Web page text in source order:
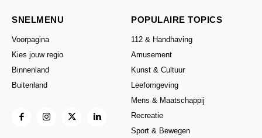
SNELMENU
Voorpagina
Kies jouw regio
Binnenland
Buitenland
POPULAIRE TOPICS
112 & Handhaving
Amusement
Kunst & Cultuur
Leefomgeving
Mens & Maatschappij
Recreatie
Sport & Bewegen